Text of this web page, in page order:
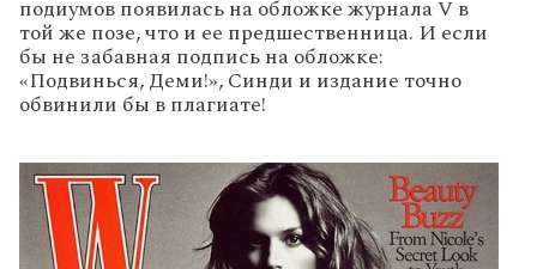
подиумов появилась на обложке журнала V в
той же позе, что и ее предшественница. И если
бы не забавная подпись на обложке:
«Подвинься, Деми!», Синди и издание точно
обвинили бы в плагиате!